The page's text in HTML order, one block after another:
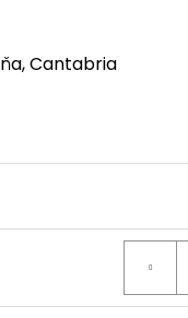
Cantabria